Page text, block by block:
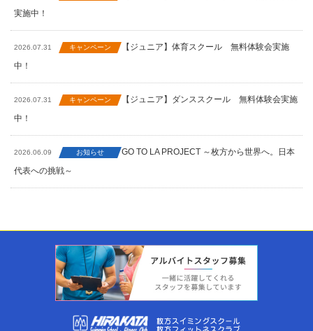
実施中！
2026.07.31 キャンペーン
【ジュニア】体育スクール 無料体験会実施
中！
2026.07.31 キャンペーン
【ジュニア】ダンススクール 無料体験会実施
中！
2026.06.09 お知らせ
GO TO LA PROJECT ～枚方から世界へ。日本
代表への挑戦～